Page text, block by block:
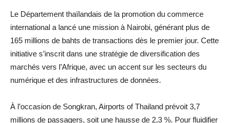
Le Département thaïlandais de la promotion du commerce
international a lancé une mission à Nairobi, générant plus de
165 millions de bahts de transactions dès le premier jour. Cette
initiative s’inscrit dans une stratégie de diversification des
marchés vers l’Afrique, avec un accent sur les secteurs du
numérique et des infrastructures de données.
À l’occasion de Songkran, Airports of Thailand prévoit 3,7
millions de passagers, soit une hausse de 2,3 %. Pour fluidifier